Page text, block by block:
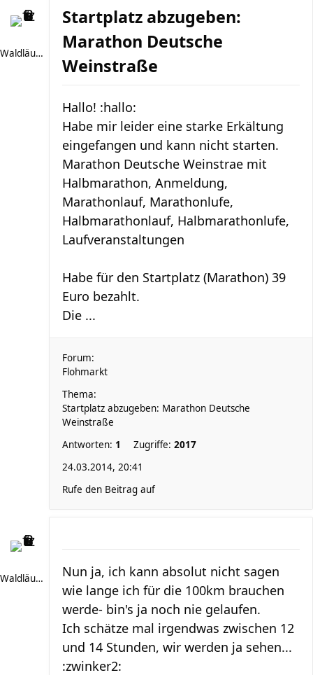
Waldläufer 66
Startplatz abzugeben:
Marathon Deutsche
Weinstraße
Hallo! :hallo:
Habe mir leider eine starke Erkältung
eingefangen und kann nicht starten.
Marathon Deutsche Weinstrae mit
Halbmarathon, Anmeldung,
Marathonlauf, Marathonlufe,
Halbmarathonlauf, Halbmarathonlufe,
Laufveranstaltungen
Habe für den Startplatz (Marathon) 39
Euro bezahlt.
Die ...
Forum:
Flohmarkt
Thema:
Startplatz abzugeben: Marathon Deutsche
Weinstraße
Antworten: 1 Zugriffe: 2017
24.03.2014, 20:41
Rufe den Beitrag auf
Waldläufer 66
Nun ja, ich kann absolut nicht sagen
wie lange ich für die 100km brauchen
werde- bin's ja noch nie gelaufen.
Ich schätze mal irgendwas zwischen 12
und 14 Stunden, wir werden ja sehen...
:zwinker2: